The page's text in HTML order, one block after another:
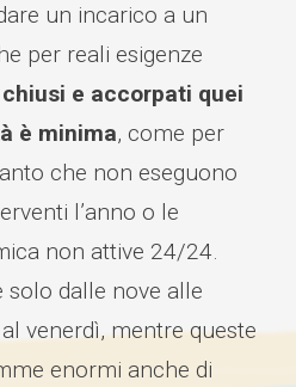
un incarico a un
per reali esigenze
chiusi e accorpati quei
è minima, come per
che non eseguono
l’anno o le
non attive 24/24.
dalle nove alle
venerdì, mentre queste
enormi anche di